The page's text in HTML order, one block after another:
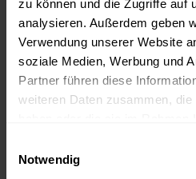
zu können und die Zugriffe auf
analysieren. Außerdem geben
Verwendung unserer Website
soziale Medien, Werbung und
Partner führen diese
weiteren Daten zusammen,
Notwendig
-Anzeige-